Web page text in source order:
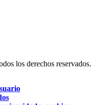
los derechos reservados.